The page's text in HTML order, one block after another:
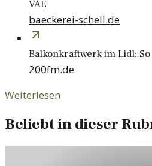
VAE
baeckerei-schell.de
Balkonkraftwerk im Lidl:
200fm.de
Weiterlesen
Beliebt in dieser